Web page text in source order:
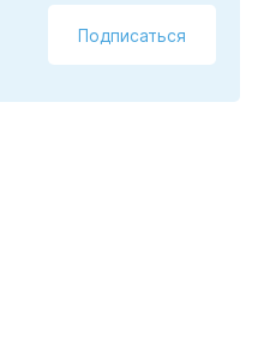
Подписаться